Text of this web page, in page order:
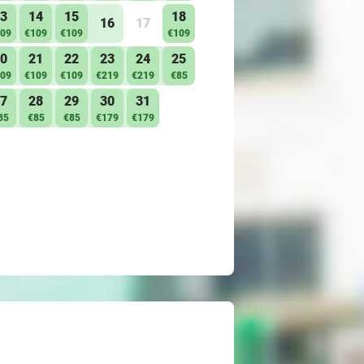
14
€109
15
€109
16 17 18
€109
21
€109
22
€109
23
€219
24
€219
25
€85
28
€85
29
€85
30
€179
31
€179